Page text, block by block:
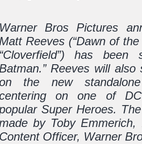
Warner Bros Pictures
Matt Reeves (“Dawn of
“Cloverfield”) has
Batman.” Reeves will
the new
on one of
Super Heroes.
by Toby Emmerich,
Content Officer, Warner